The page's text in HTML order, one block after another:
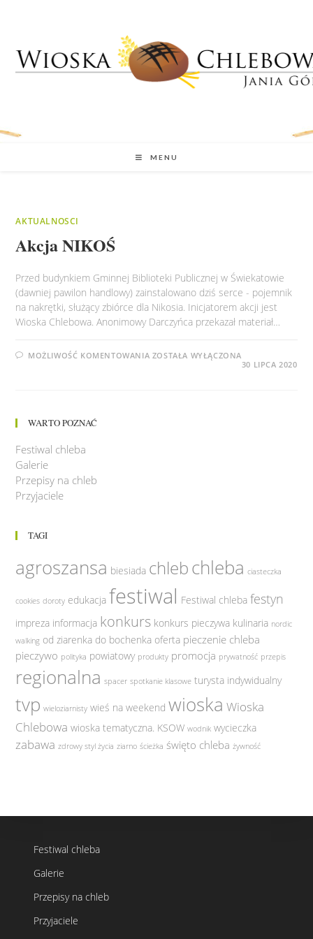
MENU
AKTUALNOSCI
Akcja NIKOŚ
Przed budynkiem Gminnej Biblioteki Publicznej w Świekatowie
(dawniej pawilon handlowy) zainstalowano dziś serce - pojemnik
na nakrętki, służący zbiórce dla Nikosia. Inicjatorem akcji jest
Wioska Chlebowa. Anonimowy Darczyńca przekazał materiał…
MOŻLIWOŚĆ KOMENTOWANIA AKCJA
ZOSTAŁA WYŁĄCZONA
30 LIPCA 2020
WARTO POZNAĆ
Festiwal chleba
Galerie
Przepisy na chleb
Przyjaciele
TAGI
agroszansa biesiada chlebchleba ciasteczka
cookies doroty edukacja festiwal Festiwal chleba festyn
impreza informacja konkurs konkurs pieczywa kulinaria nordic
walking od ziarenka do bochenka oferta pieczenie chleba
pieczywo polityka powiatowy produkty promocja prywatność przepis
regionalna spacer spotkanie klasowe turysta indywidualny
tvp wieloziarnisty wieś na weekend wioska Wioska
Chlebowa wioska tematyczna. KSOW wodnik wycieczka
zabawa zdrowy styl życia ziarno ścieżka święto chleba żywność
Festiwal chleba
Galerie
Przepisy na chleb
Przyjaciele